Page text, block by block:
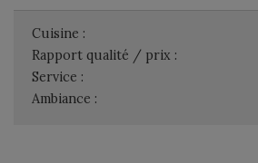
Cuisine :
Rapport qualité / prix :
Service :
Ambiance :